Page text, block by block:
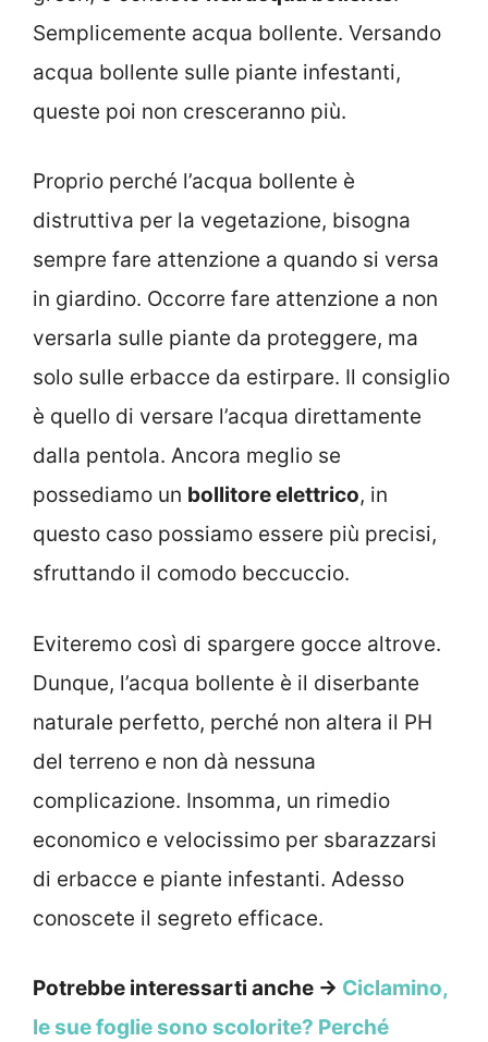
Semplicemente acqua bollente. Versando
acqua bollente sulle piante infestanti,
queste poi non cresceranno più.
Proprio perché l’acqua bollente è
distruttiva per la vegetazione, bisogna
sempre fare attenzione a quando si versa
in giardino. Occorre fare attenzione a non
versarla sulle piante da proteggere, ma
solo sulle erbacce da estirpare. Il consiglio
è quello di versare l’acqua direttamente
dalla pentola. Ancora meglio se
possediamo un bollitore elettrico, in
questo caso possiamo essere più precisi,
sfruttando il comodo beccuccio.
Eviteremo così di spargere gocce altrove.
Dunque, l’acqua bollente è il diserbante
naturale perfetto, perché non altera il PH
del terreno e non dà nessuna
complicazione. Insomma, un rimedio
economico e velocissimo per sbarazzarsi
di erbacce e piante infestanti. Adesso
conoscete il segreto efficace.
Potrebbe interessarti anche → Ciclamino,
le sue foglie sono scolorite? Perché